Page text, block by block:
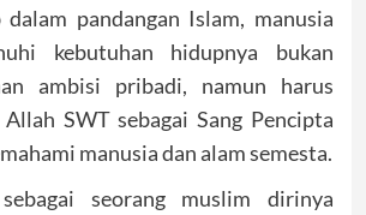
dalam pandangan Islam, manusia
kebutuhan hidupnya bukan
ambisi pribadi, namun harus
SWT sebagai Sang Pencipta
manusia dan alam semesta.
seorang muslim dirinya